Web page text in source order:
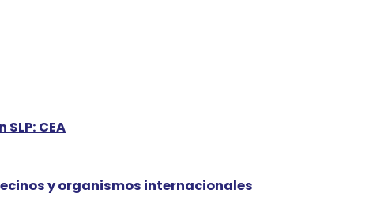
CEA
y organismos internacionales